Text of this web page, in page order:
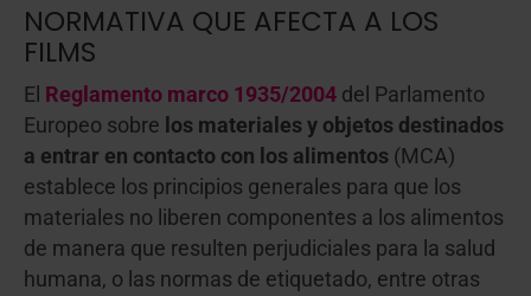
NORMATIVA QUE AFECTA A LOS
FILMS
El Reglamento marco 1935/2004 del Parlamento
Europeo sobre los materiales y objetos destinados
a entrar en contacto con los alimentos (MCA)
establece los principios generales para que los
materiales no liberen componentes a los alimentos
de manera que resulten perjudiciales para la salud
humana, o las normas de etiquetado, entre otras